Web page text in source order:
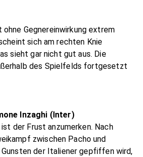
ohne Gegnereinwirkung extrem
sich am rechten Knie
sieht gar nicht gut aus. Die
des Spielfelds fortgesetzt
Inzaghi (Inter)
der Frust anzumerken. Nach
zwischen Pacho und
Gunsten der Italiener gepfiffen wird,